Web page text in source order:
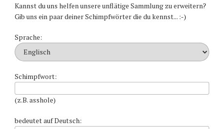
Kannst du uns helfen unsere unflätige Sammlung zu erweitern?
Gib uns ein paar deiner Schimpfwörter die du kennst... :-)
Sprache:
Schimpfwort:
(z.B. asshole)
bedeutet auf Deutsch: